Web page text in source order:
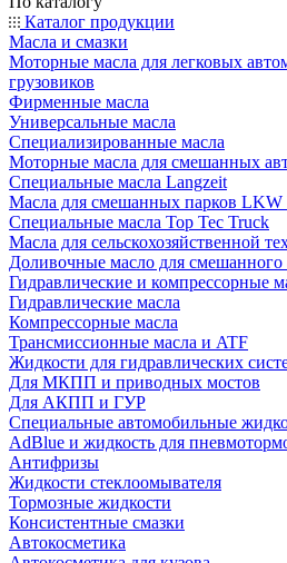
Каталог продукции
Масла и смазки
Моторные масла для легковых
грузовиков
Фирменные масла
Универсальные масла
Специализированные масла
Моторные масла для смешанных
Специальные масла Langzeit
Масла для смешанных парков LKW
Специальные масла Top Tec Truck
Масла для сельскохозяйственной
Доливочные масло для смешанного
Гидравлические и компрессорные
Гидравлические масла
Компрессорные масла
Трансмиссионные масла и ATF
Жидкости для гидравлических
Для МКПП и приводных мостов
Для АКПП и ГУР
Специальные автомобильные
AdBlue и жидкость для
Антифризы
Жидкости стеклоомывателя
Тормозные жидкости
Консистентные смазки
Автокосметика